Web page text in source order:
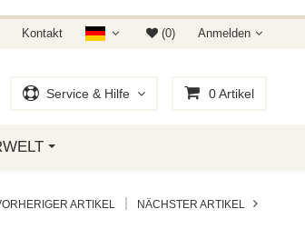
Kontakt (0) Anmelden
Service & Hilfe 0Artikel
ARTIKEL | NÄCHSTER ARTIKEL